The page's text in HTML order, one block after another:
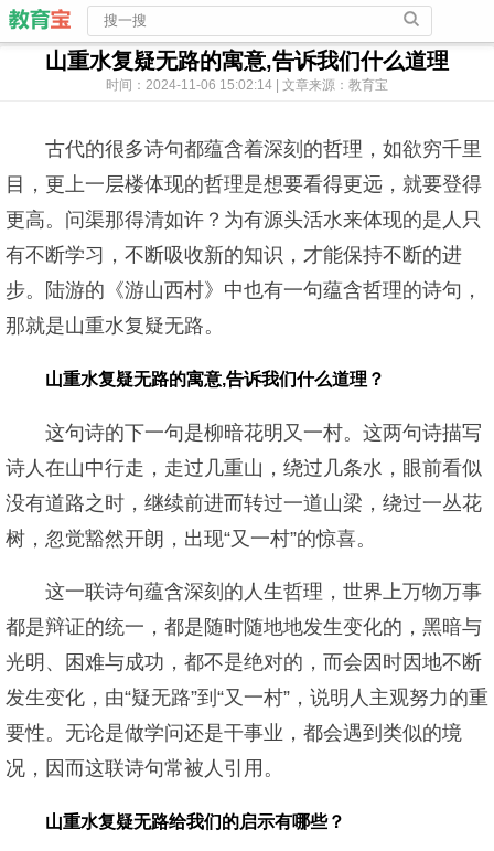
山重水复疑无路的寓意,告诉我们什么道理
时间：2024-11-06 15:02:14 | 文章来源：教育宝
古代的很多诗句都蕴含着深刻的哲理，如欲穷千里
目，更上一层楼体现的哲理是想要看得更远，就要登得
更高。问渠那得清如许？为有源头活水来体现的是人只
有不断学习，不断吸收新的知识，才能保持不断的进
步。陆游的《游山西村》中也有一句蕴含哲理的诗句，
那就是山重水复疑无路。
山重水复疑无路的寓意,告诉我们什么道理？
这句诗的下一句是柳暗花明又一村。这两句诗描写
诗人在山中行走，走过几重山，绕过几条水，眼前看似
没有道路之时，继续前进而转过一道山梁，绕过一丛花
树，忽觉豁然开朗，出现“又一村”的惊喜。
这一联诗句蕴含深刻的人生哲理，世界上万物万事
都是辩证的统一，都是随时随地地发生变化的，黑暗与
光明、困难与成功，都不是绝对的，而会因时因地不断
发生变化，由“疑无路”到“又一村”，说明人主观努力的重
要性。无论是做学问还是干事业，都会遇到类似的境
况，因而这联诗句常被人引用。
山重水复疑无路给我们的启示有哪些？